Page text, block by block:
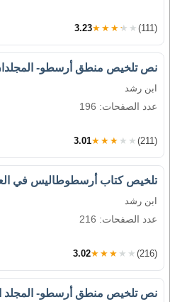
3.23★★★★★ (111)
نص تلخيص منطق أرسطو-
ابن رشد
عدد الصفحات: 196
3.01★★★★★ (211)
تلخيص كتاب أرسطوطاليس في
ابن رشد
عدد الصفحات: 216
3.02★★★★★ (216)
نص تلخيص منطق أرسطو- المجلد